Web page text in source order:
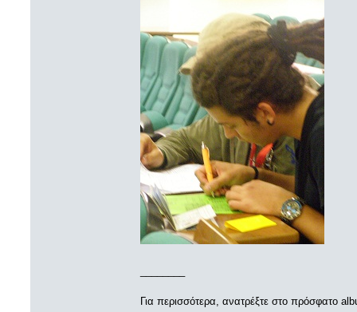
Για περισσότερα, ανατρέξτε στο πρόσφατο